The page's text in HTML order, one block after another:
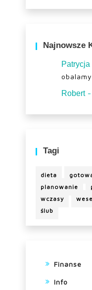
Najnowsze
Patrycja
Robert-
Tagi
dieta
planowanie
wczasy
ślub
Finanse
Info